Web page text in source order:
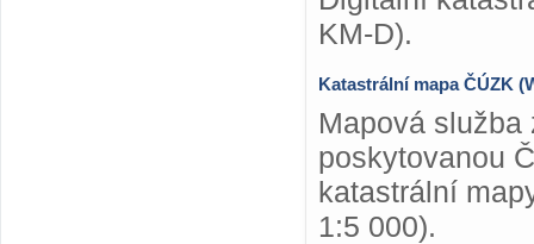
KM-D).
Katastrální mapa ČÚZK
Mapová
poskytovanou
katastrální
1:5 000).